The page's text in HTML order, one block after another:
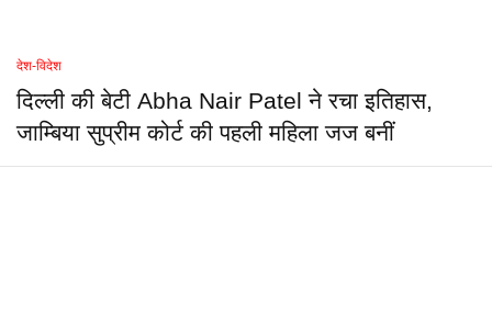
देश-विदेश
दिल्ली की बेटी Abha Nair Patel ने रचा इतिहास,
जाम्बिया सुप्रीम कोर्ट की पहली महिला जज बनीं